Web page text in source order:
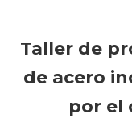
Taller de
de acero
por el